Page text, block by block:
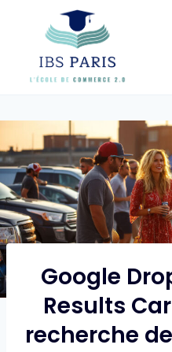
content
Google
Results
recherche